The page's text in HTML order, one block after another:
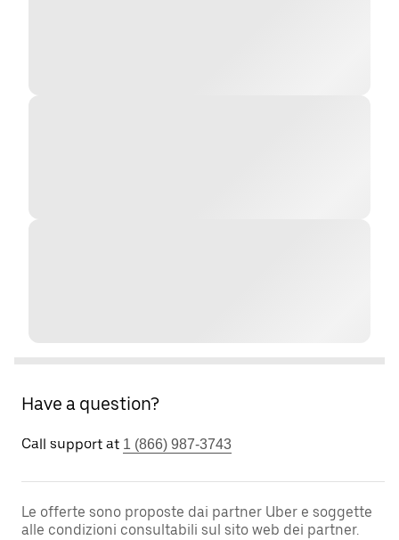
Have a question?
Call support at 1 (866) 987-3743
Le offerte sono proposte dai partner Uber e soggette
alle condizioni consultabili sul sito web dei partner.